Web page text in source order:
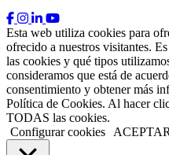
Esta web utiliza cookies para
ofrecido a nuestros visitantes.
las cookies y qué tipos
consideramos que está de
consentimiento y obtener más
Política de Cookies. Al hacer
TODAS las cookies.
Configurar cookies